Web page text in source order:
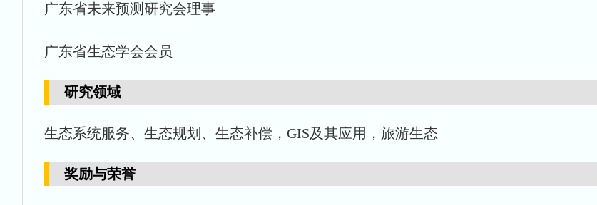
广东省未来预测研究会理事
广东省生态学会会员
研究领域
生态系统服务、生态规划、生态补偿，GIS及其应用，旅游生态
奖励与荣誉